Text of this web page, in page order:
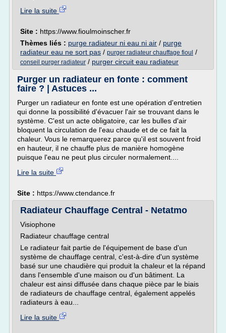
Lire la suite
Site : https://www.fioulmoinscher.fr
Thèmes liés : purge radiateur ni eau ni air / purge
radiateur eau ne sort pas / purger radiateur chauffage fioul /
conseil purger radiateur / purger circuit eau radiateur
Purger un radiateur en fonte : comment
faire ? | Astuces ...
Purger un radiateur en fonte est une opération d'entretien
qui donne la possibilité d'évacuer l'air se trouvant dans le
système. C'est un acte obligatoire, car les bulles d'air
bloquent la circulation de l'eau chaude et de ce fait la
chaleur. Vous le remarquerez parce qu'il est souvent froid
en hauteur, il ne chauffe plus de manière homogène
puisque l'eau ne peut plus circuler normalement....
Lire la suite
Site : https://www.ctendance.fr
Radiateur Chauffage Central - Netatmo
Visiophone
Radiateur chauffage central
Le radiateur fait partie de l'équipement de base d'un
système de chauffage central, c'est-à-dire d'un système
basé sur une chaudière qui produit la chaleur et la répand
dans l'ensemble d'une maison ou d'un bâtiment. La
chaleur est ainsi diffusée dans chaque pièce par le biais
de radiateurs de chauffage central, également appelés
radiateurs à eau...
Lire la suite